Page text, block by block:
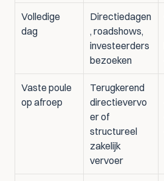
Volledige
dag
Directiedagen
, roadshows,
investeerders
bezoeken
Vaste poule
op afroep
Terugkerend
directievervo
er of
structureel
zakelijk
vervoer